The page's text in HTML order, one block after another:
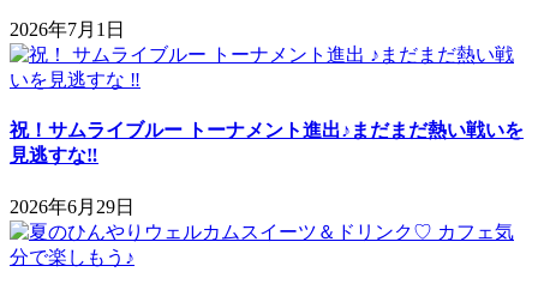
2026年7月1日
祝！サムライブルー トーナメント進出♪まだまだ熱い戦いを
見逃すな‼
2026年6月29日